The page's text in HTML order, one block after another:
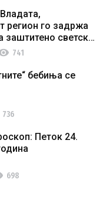
регион го задржа
заштитено светско
741
бебиња се
736
Петок 24.
698